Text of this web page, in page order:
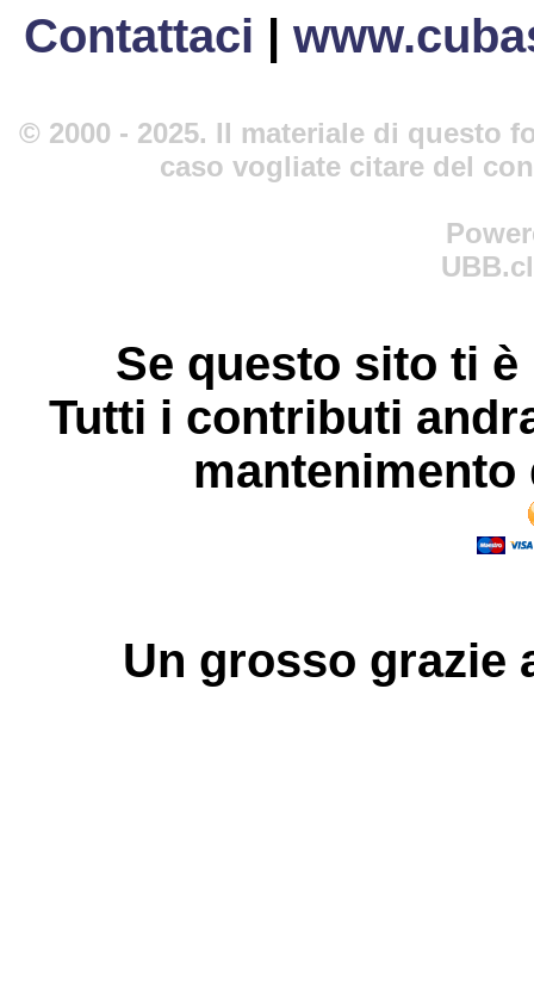
Contattaci |
© 2000 - 2025. Il materiale di questo
caso vogliate citare del
Se questo sito ti
Tutti i contributi
Un grosso grazie